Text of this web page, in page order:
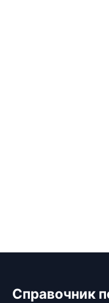
Справочник